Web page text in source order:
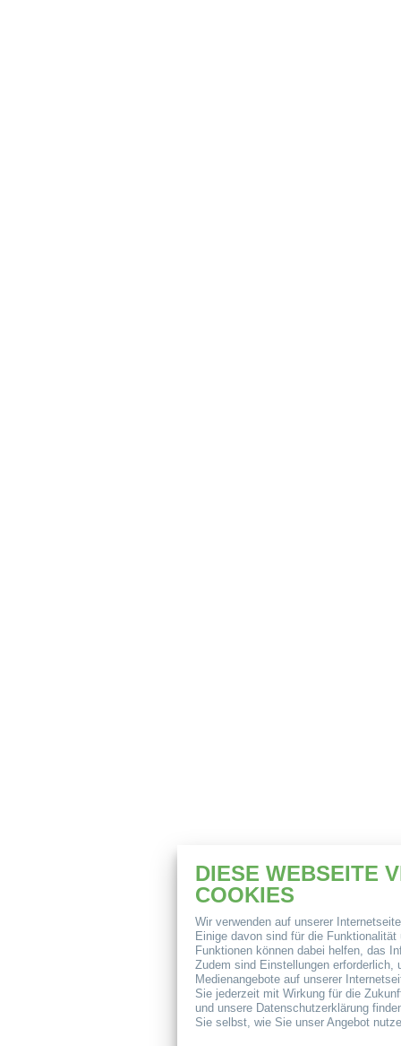
DIESE WEBSEITE
COOKIES
Wir verwenden auf unserer
Einige davon sind für die
Funktionen können dabei helfen, das
Zudem sind Einstellungen
Medienangebote auf unserer
Sie jederzeit mit Wirkung für die
und unsere Datenschutzerklärung
Sie selbst, wie Sie unser Angebot